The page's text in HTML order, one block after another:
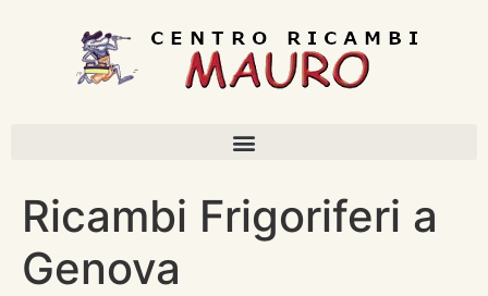
Ricambi Frigoriferi a
Genova